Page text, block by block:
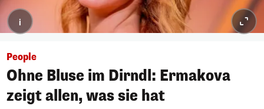
i
People
Ohne Bluse im Dirndl: Ermakova
zeigt allen, was sie hat